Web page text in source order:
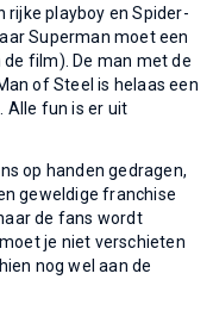
rijke playboy en Spider-
Superman moet een
de film). De man met de
of Steel is helaas een
Alle fun is er uit
op handen gedragen,
geweldige franchise
de fans wordt
je niet verschieten
nog wel aan de